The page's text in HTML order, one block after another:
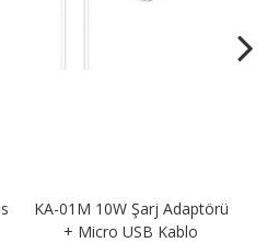
KA-01M 10W Şarj Adaptörü
+ Micro USB Kablo